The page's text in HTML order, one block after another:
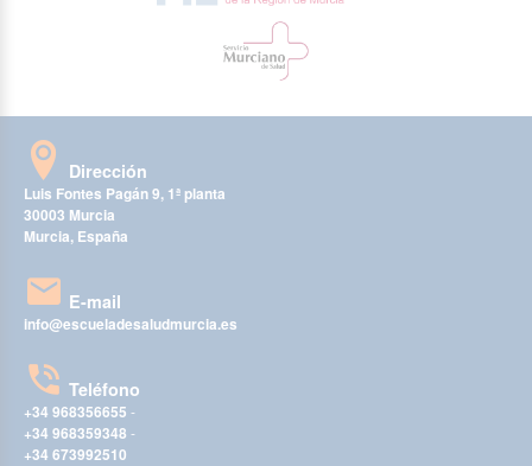
Dirección
Luis Fontes Pagán 9, 1ª planta
30003 Murcia
Murcia, España
E-mail
info@escueladesaludmurcia.es
Teléfono
+34 968356655 -
+34 968359348 -
+34 673992510